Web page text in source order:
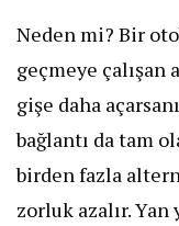
Neden mi? Bir
geçmeye çalışan
gişe daha
bağlantı da tam
birden fazla
zorluk azalır.